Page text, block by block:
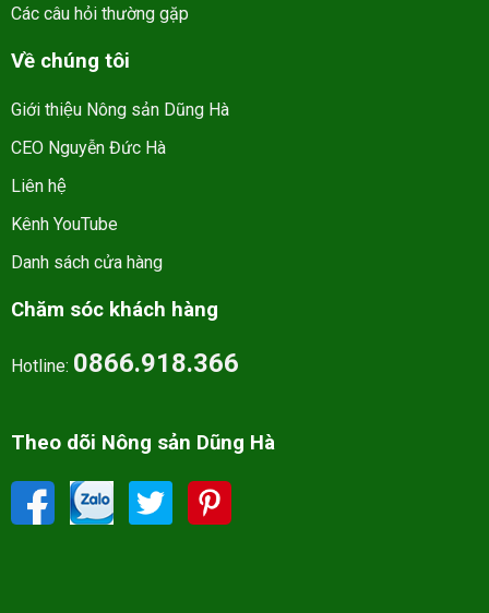
Các câu hỏi thường gặp
Về chúng tôi
Giới thiệu Nông sản Dũng Hà
CEO Nguyễn Đức Hà
Liên hệ
Kênh YouTube
Danh sách cửa hàng
Chăm sóc khách hàng
Hotline: 0866.918.366
Theo dõi Nông sản Dũng Hà